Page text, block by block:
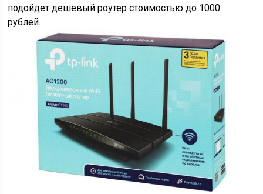
подойдет дешевый роутер стоимостью до 1000
рублей.